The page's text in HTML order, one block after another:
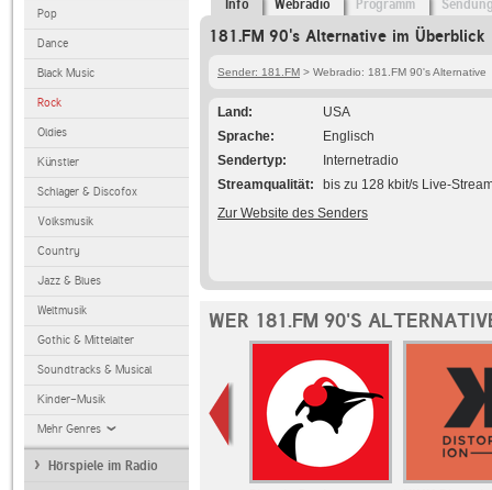
Pop
Dance
Black Music
Rock
Oldies
Künstler
Schlager & Discofox
Volksmusik
Country
Jazz & Blues
Weltmusik
Gothic & Mittelalter
Soundtracks & Musical
Kinder-Musik
Mehr Genres
Hörspiele im Radio
Info Webradio Programm
181.FM 90's Alternative im Überblick
Sender: 181.FM > Webradio: 181.FM 90's Alternative
Land
USA
Sprache
Englisch
Sendertyp
Internetradio
Streamqualität
bis zu 128 kbit/s Live-
Zur Website des Senders
WER 181.FM 90'S